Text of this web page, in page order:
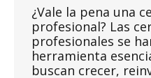
¿Vale la pena una
profesional? Las
profesionales se
herramienta
buscan crecer,